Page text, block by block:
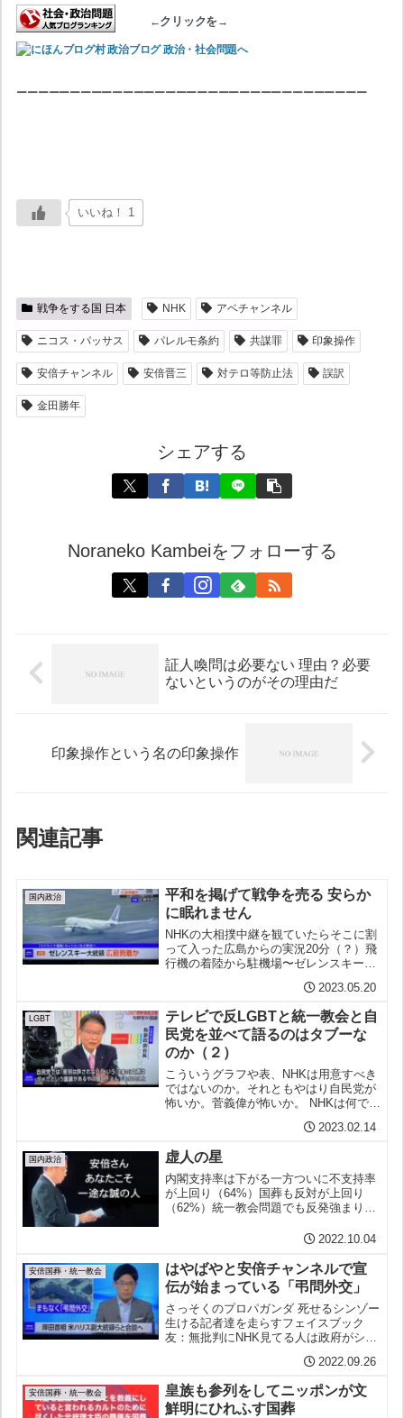
←ク リックを→
ーーーーーーーーーーーーーーーーーーーーーーーーーーーーーーーーー
いいね！ 1
戦争をする国 日本 NHK アベチャンネル
ニコス・パッサス パレルモ条約 共謀罪 印象操作
安倍チャンネル 安倍晋三 対テロ等防止法 誤訳
金田勝年
シェアする
Noraneko Kambeiをフォローする
証人喚問は必要ない 理由？必要
ないというのがその理由だ
印象操作という名の印象操作
関連記事
国内政治
平和を掲げて戦争を売る 安らか
に眠れません
NHKの大相撲中継を観ていたらそこに割
って入った広島からの実況20分（？）飛
行機の着陸から駐機場〜ゼレンスキーが
を後にするまでの逐一をいちいち伝え
る、、機体に「リパブリック」と書かれ
ていますとアナウンサー...
2023.05.20
LGBT
テレビで反LGBTと統一教会と自
民党を並べて語るのはタブーな
のか（２）
こういうグラフや表、NHKは用意すべき
ではないのか。それともやはり自民党が
怖いか。菅義偉が怖いか。 NHKは何でこ
やっぱり、「ゾンーターク討論」だから
かのー。結局反対してるのは自民だけ。
その代表。萩生田光...
2023.02.14
国内政治 虚人の星
内閣支持率は下がる一方ついに不支持率
が上回り（64%）国葬も反対が上回り
（62%）統一教会問題でも反発強まり
た政府自民党ここは、国民の度肝を抜く
て反撃に出る必要があっ...
2022.10.04
安倍国葬・統一教会
はやばやと安倍チャンネルで宣
伝が始まっている「弔問外交」
さっそくのプロパガンダ 死せるシンゾー
生ける記者達を走らすフェイスブック
友：無批判にNHK見てる人は政府がシゴ
意義な国葬だなと、、NHKしか見ない
人、SNS見ない人、まんまと騙され
て、、NHKからの脱会は...
2022.09.26
安倍国葬・統一教会
皇族も参列をしてニッポンが文
鮮明にひれふす国葬